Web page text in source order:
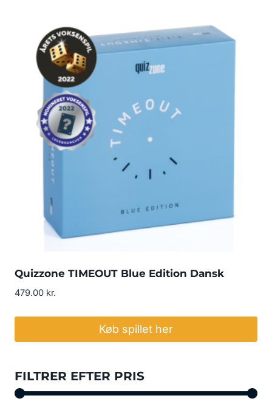
Quizzone TIMEOUT Blue Edition Dansk
479.00 kr.
Køb spillet her
FILTRER EFTER PRIS